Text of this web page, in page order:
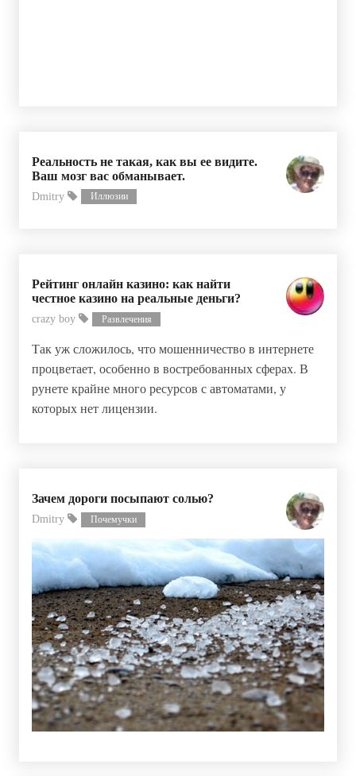
Реальность не такая, как вы ее видите.
Ваш мозг вас обманывает.
Dmitry Иллюзии
Рейтинг онлайн казино: как найти
честное казино на реальные деньги?
crazy boy Развлечения
Так уж сложилось, что мошенничество в интернете
процветает, особенно в востребованных сферах. В
рунете крайне много ресурсов с автоматами, у
которых нет лицензии.
Зачем дороги посыпают солью?
Dmitry Почемучки